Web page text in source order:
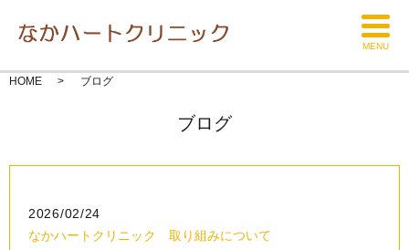
MENU
HOME ブログ
ブログ
2026/02/24
なかハートクリニック 取り組みについて